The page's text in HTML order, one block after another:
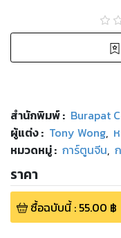
สำนักพิมพ์: Burapat
ผู้แต่ง : Tony Wong,
หมวดหมู่: การ์ตูนจีน,
ราคา
ซื้อฉบับนี้: 55.00 ฿